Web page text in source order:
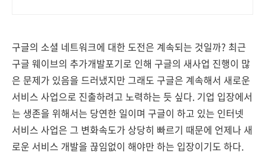
구글의 소셜 네트워크에 대한 도전은 계속되는 것일까? 최근
구글 웨이브의 추가개발포기로 인해 구글의 새사업 진행이 많
은 문제가 있음을 드러냈지만 그래도 구글은 계속해서 새로운
서비스 사업으로 진출하려고 노력하는 듯 싶다. 기업 입장에서
는 생존을 위해서는 당연한 일이며 구글이 하고 있는 인터넷
서비스 사업은 그 변화속도가 상당히 빠르기 때문에 언제나 새
로운 서비스 개발을 끊임없이 해야만 하는 입장이기도 하다.